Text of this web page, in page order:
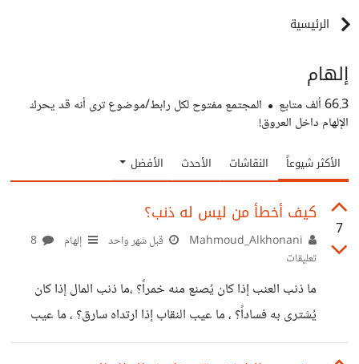
الرئيسية
إلهام
66.3 ألف متابع
المجتمع مفتوح لكل رابط/موضوع ترى أنه قد يحرك
الإلهام داخل العروق!
الأكثر شيوعاً النقاشات الأحدث الأفضل
7
كيف أخطأ من ليس له ذنب؟
قبل شهر واحد إلهام
8
تعليقات
ما ذنب العنب إذا كان يُصنع منه خمراً؟ ،ما ذنب المال إذا كان
يُشترى به فساداً؟ ، ما عيب النقاب إذا ارتداه سارق؟ ، ما عيب
الليحية إذا رباها فاسق؟ وغير ذلك الكثير .. نحن نتصنع ونعيب